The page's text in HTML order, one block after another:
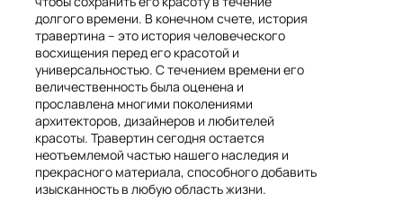
долгого времени. В конечном счете, история
травертина – это история человеческого
восхищения перед его красотой и
универсальностью. С течением времени его
величественность была оценена и
прославлена многими поколениями
архитекторов, дизайнеров и любителей
красоты. Травертин сегодня остается
неотъемлемой частью нашего наследия и
прекрасного материала, способного добавить
изысканность в любую область жизни.